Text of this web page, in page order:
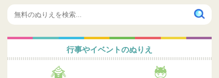
行事やイベントのぬりえ